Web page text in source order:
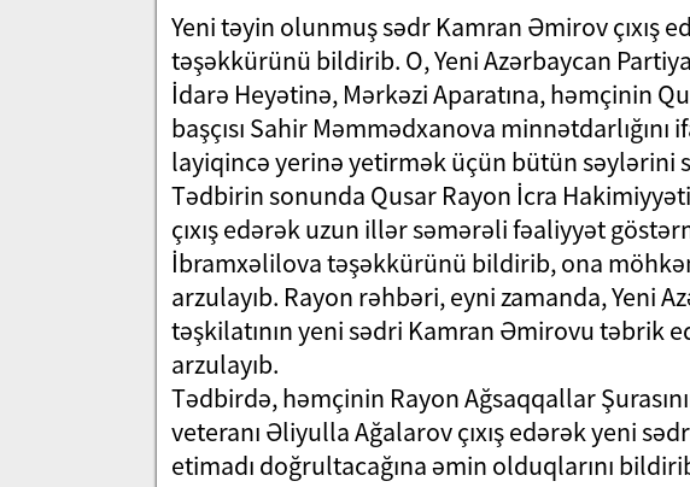
Yeni təyin olunmuş sədr Kamran Əmirov çıxış
təşəkkürünü bildirib. O, Yeni Azərbaycan
İdarə Heyətinə, Mərkəzi Aparatına, həmçinin
başçısı Sahir Məmmədxanova
layiqincə yerinə yetirmək üçün bütün səylərini
Tədbirin sonunda Qusar Rayon İcra
çıxış edərək uzun illər səmərəli fəaliyyət
İbramxəlilova təşəkkürünü bildirib, ona
arzulayıb. Rayon rəhbəri, eyni zamanda, Yeni
təşkilatının yeni sədri Kamran Əmirovu təbrik
arzulayıb.
Tədbirdə, həmçinin Rayon Ağsaqqallar
veteranı Əliyulla Ağalarov çıxış edərək yeni
etimadı doğrultacağına əmin olduqlarını